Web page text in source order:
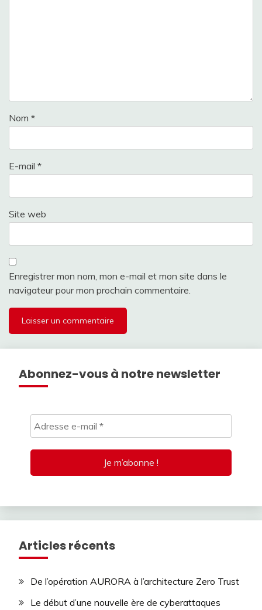
Nom *
E-mail *
Site web
Enregistrer mon nom, mon e-mail et mon site dans le
navigateur pour mon prochain commentaire.
Abonnez-vous à notre newsletter
Articles récents
De l’opération AURORA à l’architecture Zero Trust
Le début d’une nouvelle ère de cyberattaques